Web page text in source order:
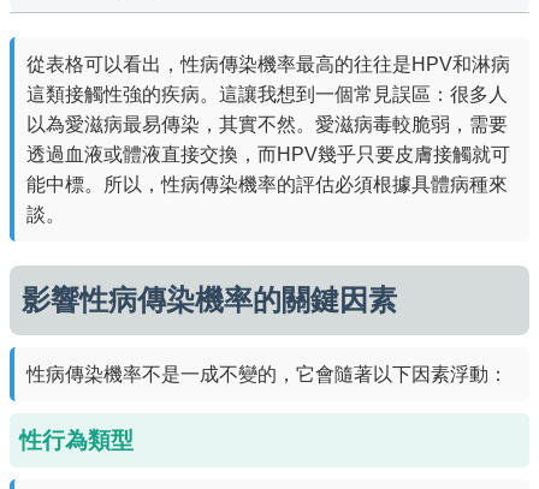
從表格可以看出，性病傳染機率最高的往往是HPV和淋病
這類接觸性強的疾病。這讓我想到一個常見誤區：很多人
以為愛滋病最易傳染，其實不然。愛滋病毒較脆弱，需要
透過血液或體液直接交換，而HPV幾乎只要皮膚接觸就可
能中標。所以，性病傳染機率的評估必須根據具體病種來
談。
影響性病傳染機率的關鍵因素
性病傳染機率不是一成不變的，它會隨著以下因素浮動：
性行為類型